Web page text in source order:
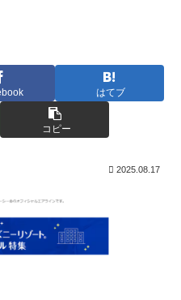
はてブ
コピー
2025.08.17